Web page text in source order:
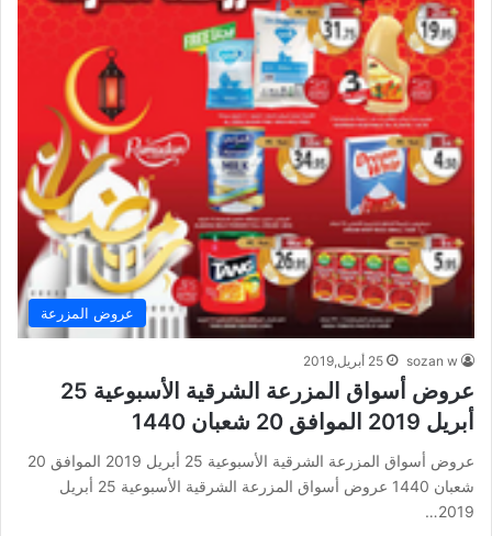
عروض المزرعة
sozan w 25 أبريل,2019
عروض أسواق المزرعة الشرقية الأسبوعية 25
أبريل 2019 الموافق 20 شعبان 1440
عروض أسواق المزرعة الشرقية الأسبوعية 25 أبريل 2019 الموافق 20
شعبان 1440 عروض أسواق المزرعة الشرقية الأسبوعية 25 أبريل
2019…